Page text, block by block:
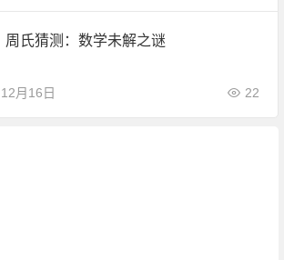
周氏猜测：数学未解之谜
12月16日 22